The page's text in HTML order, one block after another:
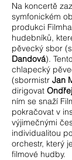
Na koncertě
symfonickém
produkci
hudebníků,
pěvecký sbor
Dandová).
chlapecký
(sbormistr Jan
dirigovat
ním se snaží
pokračovat v
výjimečnými
individualitou
orchestr, který
filmové hudby.